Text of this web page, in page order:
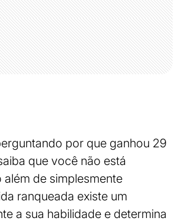
por que ganhou 29
que você não está
de simplesmente
ranqueada existe um
a sua habilidade e determina